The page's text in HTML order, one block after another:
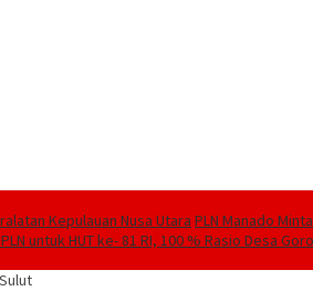
Kepulauan Nusa Utara PLN Manado
untuk HUT ke- 81 RI, 100 % Rasio Desa